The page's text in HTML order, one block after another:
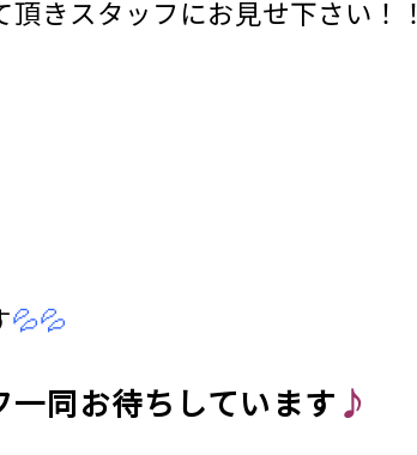
きスタッフにお見せ下さい！！
💦💦
同お待ちしています ♪